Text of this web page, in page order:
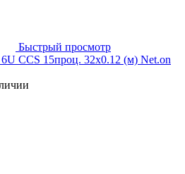
Быстрый просмотр
CCS 15проц. 32х0.12 (м) Net.on